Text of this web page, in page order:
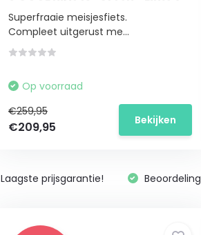
Superfraaie meisjesfiets.
Compleet uitgerust me...
Op voorraad
€259,95
€209,95 Bekijken
Laagste prijsgarantie! Beoordeling